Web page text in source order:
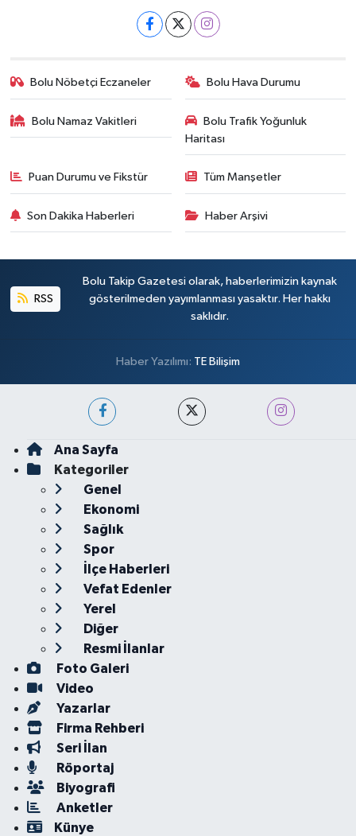
Bolu Nöbetçi Eczaneler Bolu Hava Durumu
Bolu Namaz Vakitleri
Bolu Trafik Yoğunluk
Haritası
Puan Durumu ve Fikstür Tüm Manşetler
Son Dakika Haberleri Haber Arşivi
RSS
Bolu Takip Gazetesi olarak, haberlerimizin kaynak
gösterilmeden yayımlanması yasaktır. Her hakkı
saklıdır.
Haber Yazılımı: TE Bilişim
Ana Sayfa
Kategoriler
Genel
Ekonomi
Sağlık
Spor
İlçe Haberleri
Vefat Edenler
Yerel
Diğer
Resmi İlanlar
Foto Galeri
Video
Yazarlar
Firma Rehberi
Seri İlan
Röportaj
Biyografi
Anketler
Künye